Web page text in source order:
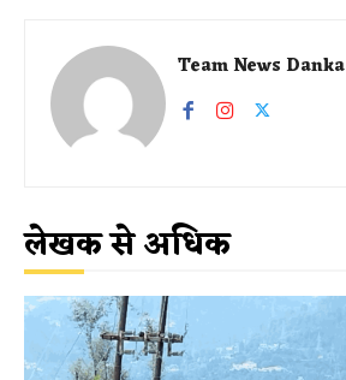
Team News Danka
लेखक से अधिक